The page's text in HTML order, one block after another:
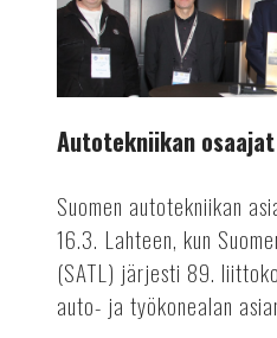
koolla
Lahdessa
Autotekniikan
Suomen autotekniikan
16.3. Lahteen, kun
(SATL) järjesti 89.
auto- ja työkonealan